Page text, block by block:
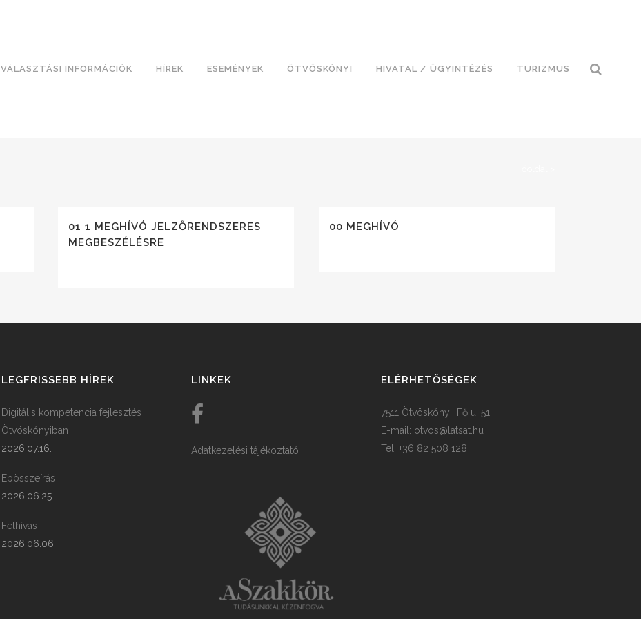
VÁLASZTÁSI INFORMÁCIÓK HÍREK ESEMÉNYEK ÖTVÖSKÓNYI HIVATAL / ÜGYINTÉZÉS TURIZMUS
01 1 MEGHÍVÓ JELZŐRENDSZERES
MEGBESZÉLÉSRE
00 MEGHÍVÓ
LEGFRISSEBB HÍREK
Digitális kompetencia fejlesztés
Ötvöskónyiban
2026.07.16.
Ebösszeírás
2026.06.25.
Felhívás
2026.06.06.
LINKEK
Adatkezelési tájékoztató
ELÉRHETŐSÉGEK
7511 Ötvöskónyi, Fő u. 51.
E-mail: otvos@latsat.hu
Tel: +36 82 508 128